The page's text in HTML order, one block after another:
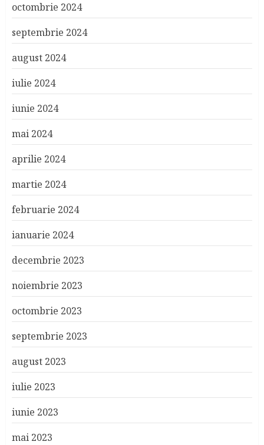
octombrie 2024
septembrie 2024
august 2024
iulie 2024
iunie 2024
mai 2024
aprilie 2024
martie 2024
februarie 2024
ianuarie 2024
decembrie 2023
noiembrie 2023
octombrie 2023
septembrie 2023
august 2023
iulie 2023
iunie 2023
mai 2023